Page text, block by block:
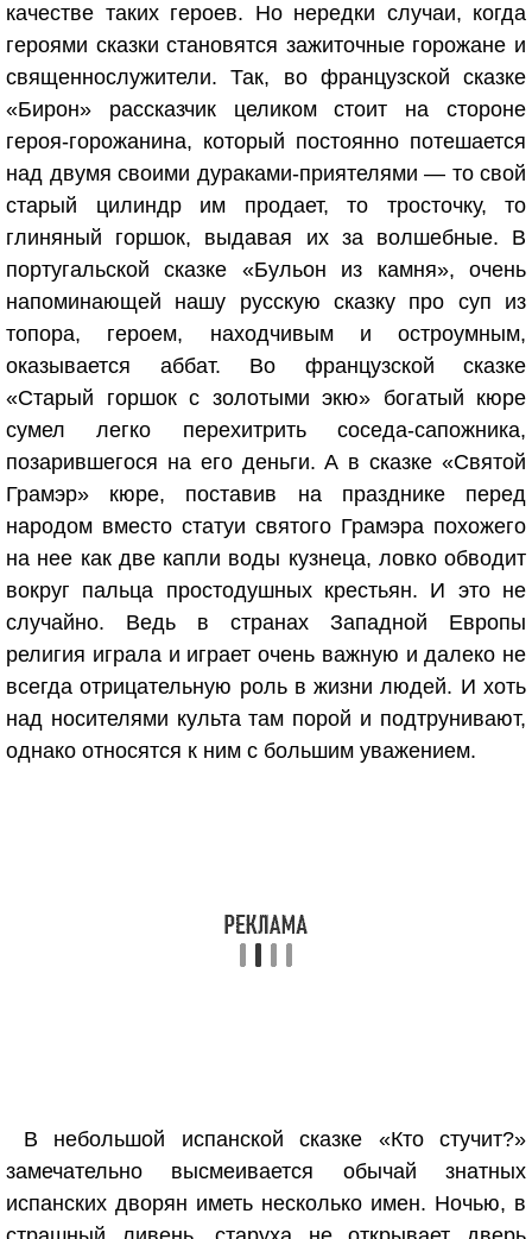
качестве таких героев. Но нередки случаи, когда
героями сказки становятся зажиточные горожане и
священнослужители. Так, во французской сказке
«Бирон» рассказчик целиком стоит на стороне
героя-горожанина, который постоянно потешается
над двумя своими дураками-приятелями — то свой
старый цилиндр им продает, то тросточку, то
глиняный горшок, выдавая их за волшебные. В
португальской сказке «Бульон из камня», очень
напоминающей нашу русскую сказку про суп из
топора, героем, находчивым и остроумным,
оказывается аббат. Во французской сказке
«Старый горшок с золотыми экю» богатый кюре
сумел легко перехитрить соседа-сапожника,
позарившегося на его деньги. А в сказке «Святой
Грамэр» кюре, поставив на празднике перед
народом вместо статуи святого Грамэра похожего
на нее как две капли воды кузнеца, ловко обводит
вокруг пальца простодушных крестьян. И это не
случайно. Ведь в странах Западной Европы
религия играла и играет очень важную и далеко не
всегда отрицательную роль в жизни людей. И хоть
над носителями культа там порой и подтрунивают,
однако относятся к ним с большим уважением.
В небольшой испанской сказке «Кто стучит?»
замечательно высмеивается обычай знатных
испанских дворян иметь несколько имен. Ночью, в